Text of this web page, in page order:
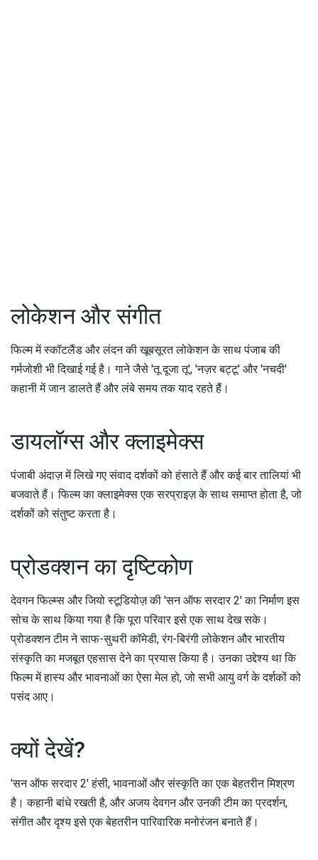
लोकेशन और संगीत
फिल्म में स्कॉटलैंड और लंदन की खूबसूरत लोकेशन के साथ पंजाब की
गर्मजोशी भी दिखाई गई है। गाने जैसे 'तू दूजा तू', 'नज़र बट्टू' और 'नचदी'
कहानी में जान डालते हैं और लंबे समय तक याद रहते हैं।
डायलॉग्स और क्लाइमेक्स
पंजाबी अंदाज़ में लिखे गए संवाद दर्शकों को हंसाते हैं और कई बार तालियां भी
बजवाते हैं। फिल्म का क्लाइमेक्स एक सरप्राइज़ के साथ समाप्त होता है, जो
दर्शकों को संतुष्ट करता है।
प्रोडक्शन का दृष्टिकोण
देवगन फिल्म्स और जियो स्टूडियोज़ की 'सन ऑफ सरदार 2' का निर्माण इस
सोच के साथ किया गया है कि पूरा परिवार इसे एक साथ देख सके।
प्रोडक्शन टीम ने साफ-सुथरी कॉमेडी, रंग-बिरंगी लोकेशन और भारतीय
संस्कृति का मजबूत एहसास देने का प्रयास किया है। उनका उद्देश्य था कि
फिल्म में हास्य और भावनाओं का ऐसा मेल हो, जो सभी आयु वर्ग के दर्शकों को
पसंद आए।
क्यों देखें?
'सन ऑफ सरदार 2' हंसी, भावनाओं और संस्कृति का एक बेहतरीन मिश्रण
है। कहानी बांधे रखती है, और अजय देवगन और उनकी टीम का प्रदर्शन,
संगीत और दृश्य इसे एक बेहतरीन पारिवारिक मनोरंजन बनाते हैं।